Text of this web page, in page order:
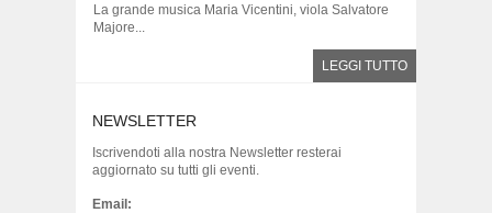
La grande musica Maria Vicentini, viola Salvatore
Majore...
LEGGI TUTTO
NEWSLETTER
Iscrivendoti alla nostra Newsletter resterai
aggiornato su tutti gli eventi.
Email: